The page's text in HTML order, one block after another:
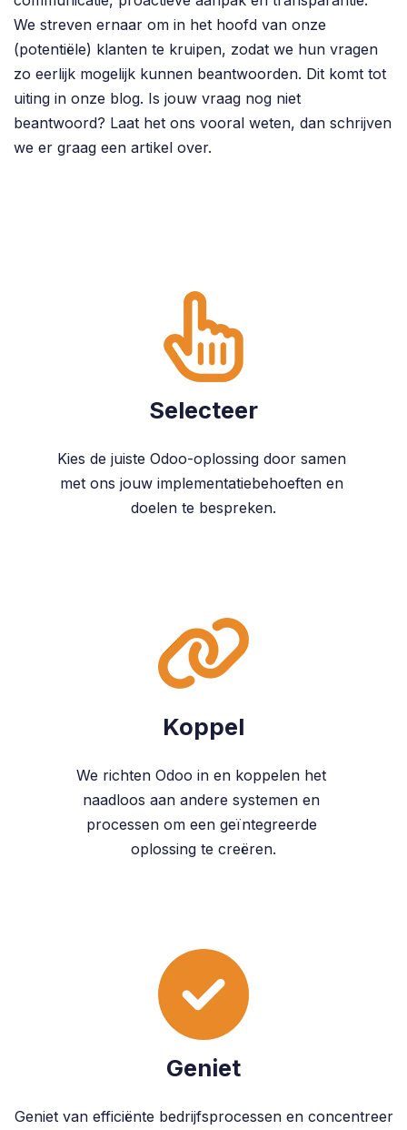
We streven ernaar om in het hoofd van onze
(potentiële) klanten te kruipen, zodat we hun vragen
zo eerlijk mogelijk kunnen beantwoorden. Dit komt tot
uiting in onze blog. Is jouw vraag nog niet
beantwoord? Laat het ons vooral weten, dan schrijven
we er graag een artikel over.
Selecteer
Kies de juiste Odoo-oplossing door samen
met ons jouw implementatiebehoeften en
doelen te bespreken.
Koppel
We richten Odoo in en koppelen het
naadloos aan andere systemen en
processen om een geïntegreerde
oplossing te creëren.
Geniet
Geniet van efficiënte bedrijfsprocessen en concentreer